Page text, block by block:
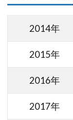
2014年
2015年
2016年
2017年